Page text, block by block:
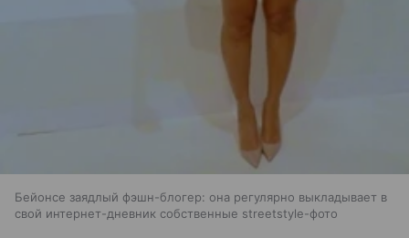
Бейонсе заядлый фэшн-блогер: она регулярно выкладывает в
свой интернет-дневник собственные streetstyle-фото